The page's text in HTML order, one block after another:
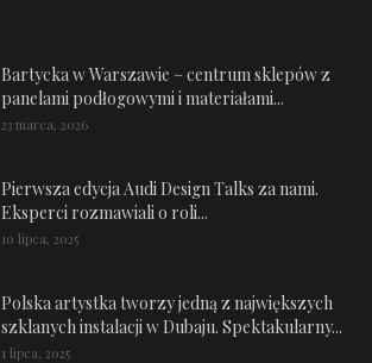
Bartycka w Warszawie – centrum sklepów z
panelami podłogowymi i materiałami...
23 marca, 2026
Pierwsza edycja Audi Design Talks za nami.
Eksperci rozmawiali o roli...
10 lipca, 2025
Polska artystka tworzy jedną z największych
szklanych instalacji w Dubaju. Spektakularny...
1 lipca, 2025